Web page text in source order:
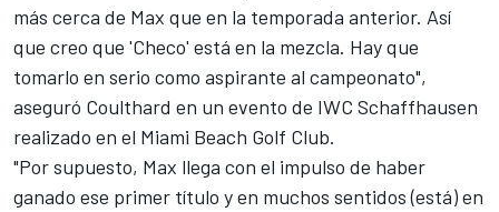
más cerca de Max que en la temporada anterior. Así
que creo que 'Checo' está en la mezcla. Hay que
tomarlo en serio como aspirante al campeonato",
aseguró Coulthard en un evento de IWC Schaffhausen
realizado en el Miami Beach Golf Club.
"Por supuesto, Max llega con el impulso de haber
ganado ese primer título y en muchos sentidos (está) en